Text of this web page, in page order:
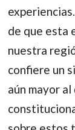
de que esta
nuestra
confiere un
aún mayor